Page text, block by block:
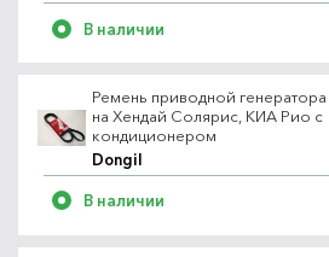
В наличии
Ремень приводной генератора
на Хендай Солярис, КИА Рио с
кондиционером
Dongil
В наличии